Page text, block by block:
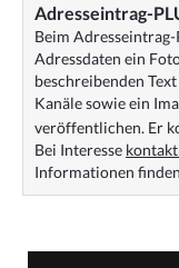
Adresseintrag-
Beim Adresseintrag-
Adressdaten ein
beschreibenden
Kanäle sowie ein
veröffentlichen. Er
Bei Interesse
Informationen